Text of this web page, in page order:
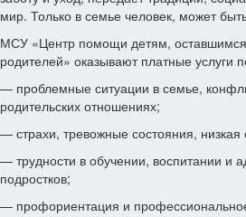
мир. Только в семье человек, может
МСУ «Центр помощи детям,
родителей» оказывают платные услуги
— проблемные ситуации в семье,
родительских отношениях;
— страхи, тревожные состояния, низкая
— трудности в обучении, воспитании и
подростков;
— профориентация и